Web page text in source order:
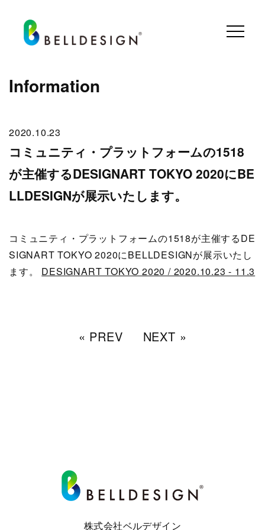
Information
2020.10.23
コミュニティ・プラットフォームの1518
が主催するDESIGNART TOKYO 2020にBE
LLDESIGNが展示いたします。
コミュニティ・プラットフォームの1518が主催するDE
SIGNART TOKYO 2020にBELLDESIGNが展示いたし
ます。 DESIGNART TOKYO 2020 / 2020.10.23 - 11.3
« PREV NEXT »
株式会社ベルデザイン